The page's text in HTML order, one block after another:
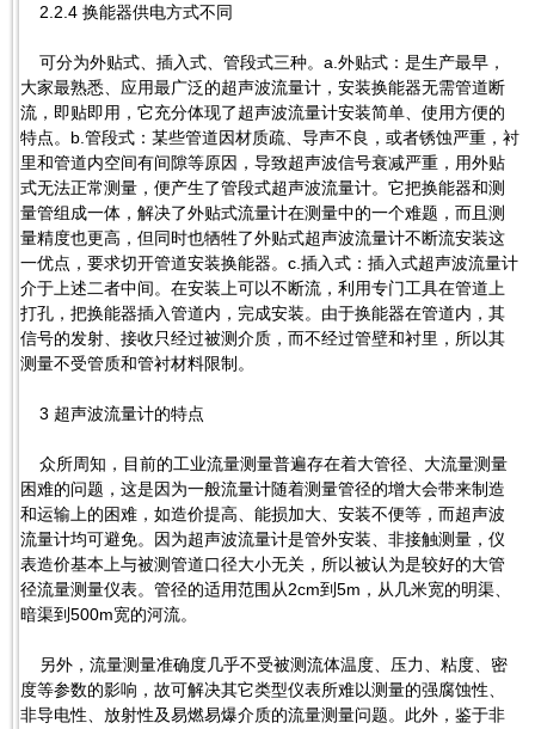
2.2.4 换能器供电方式不同
可分为外贴式、插入式、管段式三种。a.外贴式：是生产最早，
大家最熟悉、应用最广泛的超声波流量计，安装换能器无需管道断
流，即贴即用，它充分体现了超声波流量计安装简单、使用方便的
特点。b.管段式：某些管道因材质疏、导声不良，或者锈蚀严重，衬
里和管道内空间有间隙等原因，导致超声波信号衰减严重，用外贴
式无法正常测量，便产生了管段式超声波流量计。它把换能器和测
量管组成一体，解决了外贴式流量计在测量中的一个难题，而且测
量精度也更高，但同时也牺牲了外贴式超声波流量计不断流安装这
一优点，要求切开管道安装换能器。c.插入式：插入式超声波流量计
介于上述二者中间。在安装上可以不断流，利用专门工具在管道上
打孔，把换能器插入管道内，完成安装。由于换能器在管道内，其
信号的发射、接收只经过被测介质，而不经过管壁和衬里，所以其
测量不受管质和管衬材料限制。
3 超声波流量计的特点
众所周知，目前的工业流量测量普遍存在着大管径、大流量测量
困难的问题，这是因为一般流量计随着测量管径的增大会带来制造
和运输上的困难，如造价提高、能损加大、安装不便等，而超声波
流量计均可避免。因为超声波流量计是管外安装、非接触测量，仪
表造价基本上与被测管道口径大小无关，所以被认为是较好的大管
径流量测量仪表。管径的适用范围从2cm到5m，从几米宽的明渠、
暗渠到500m宽的河流。
另外，流量测量准确度几乎不受被测流体温度、压力、粘度、密
度等参数的影响，故可解决其它类型仪表所难以测量的强腐蚀性、
非导电性、放射性及易燃易爆介质的流量测量问题。此外，鉴于非